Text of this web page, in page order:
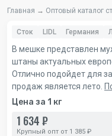
Главная → Оптовый каталог
Сток LIDL Германия
В мешке представлен
штаны актуальных
Отлично подойдет для
продаж является лето.
Цена за 1 кг
1 634 ₽
Крупный опт от 1 385 ₽